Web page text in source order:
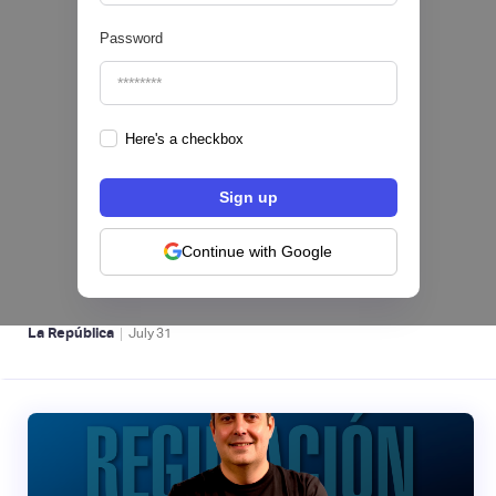
Password
Here's a checkbox
Continue with Google
Nequi iniciará operaciones como compañía
de financiamiento en Colombia desde el 1 de
septiembre
NEOBANCOS 📲
La República | July31